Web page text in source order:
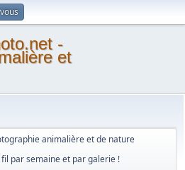
-
et
animalière et de nature
par semaine et par galerie !